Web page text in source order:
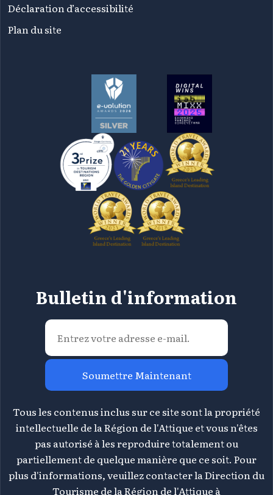
Déclaration d’accessibilité
Plan du site
Bulletin d'information
Soumettre Maintenant
Tous les contenus inclus sur ce site sont la propriété
intellectuelle de la Région de l'Attique et vous n'êtes
pas autorisé à les reproduire totalement ou
partiellement de quelque manière que ce soit. Pour
plus d'informations, veuillez contacter la Direction du
Tourisme de la Région de l'Attique à